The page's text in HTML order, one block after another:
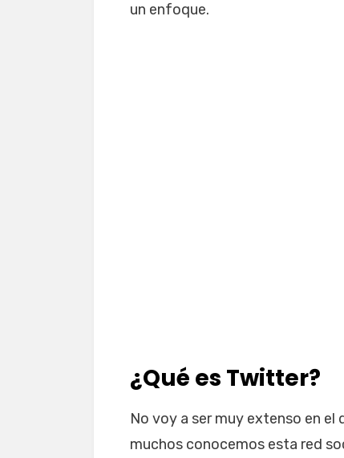
un enfoque.
¿Qué es Twitter?
No voy a ser muy extenso en
muchos conocemos esta red